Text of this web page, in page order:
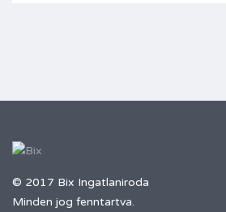
© 2017 Bix Ingatlaniroda
Minden jog fenntartva.